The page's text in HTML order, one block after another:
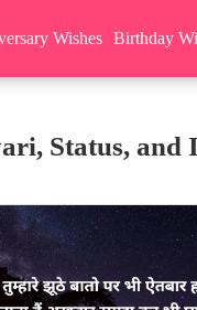
Wishes Birthday
Status, and